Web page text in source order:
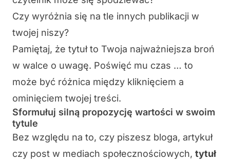
Czy wyróżnia się na tle innych publikacji w
twojej niszy?
Pamiętaj, że tytuł to Twoja najważniejsza broń
w walce o uwagę. Poświęć mu czas … to
może być różnica między kliknięciem a
ominięciem twojej treści.
Sformułuj silną propozycję wartości w swoim
tytule
Bez względu na to, czy piszesz bloga, artykuł
czy post w mediach społecznościowych, tytuł